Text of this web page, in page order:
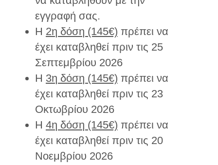
εγγραφή σας.
Η 2η δόση (145€) πρέπει να
έχει καταβληθεί πριν τις 25
Σεπτεμβρίου 2026
Η 3η δόση (145€) πρέπει να
έχει καταβληθεί πριν τις 23
Οκτωβρίου 2026
Η 4η δόση (145€) πρέπει να
έχει καταβληθεί πριν τις 20
Νοεμβρίου 2026